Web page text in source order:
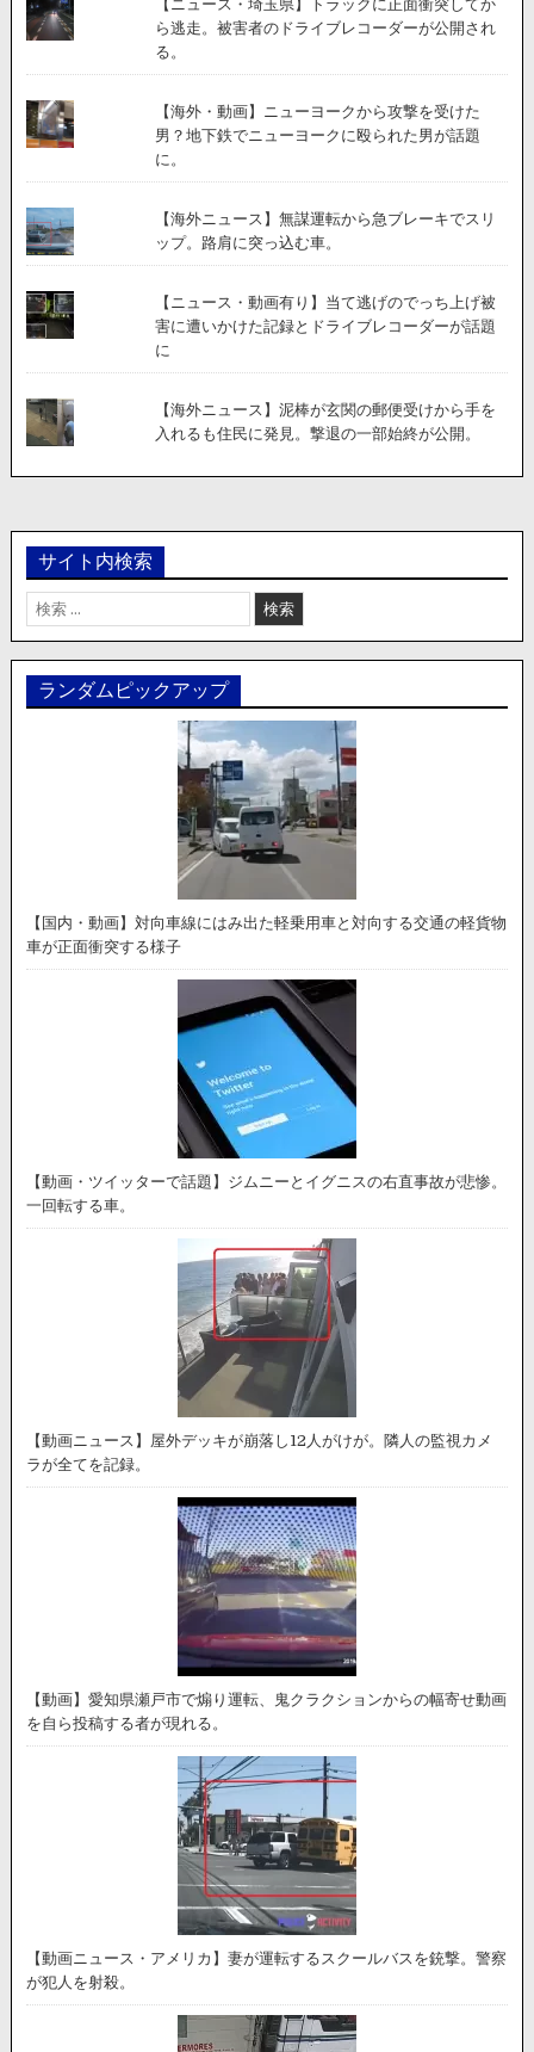
【ニュース・埼玉県】トラックに正面衝突してか
ら逃走。被害者のドライブレコーダーが公開され
る。
【海外・動画】ニューヨークから攻撃を受けた
男？地下鉄でニューヨークに殴られた男が話題
に。
【海外ニュース】無謀運転から急ブレーキでスリ
ップ。路肩に突っ込む車。
【ニュース・動画有り】当て逃げのでっち上げ被
害に遭いかけた記録とドライブレコーダーが話題
に
【海外ニュース】泥棒が玄関の郵便受けから手を
入れるも住民に発見。撃退の一部始終が公開。
サイト内検索
検
索:
ランダムピックアップ
【国内・動画】対向車線にはみ出た軽乗用車と対向する交通の軽貨物
車が正面衝突する様子
【動画・ツイッターで話題】ジムニーとイグニスの右直事故が悲惨。
一回転する車。
【動画ニュース】屋外デッキが崩落し12人がけが。隣人の監視カメ
ラが全てを記録。
【動画】愛知県瀬戸市で煽り運転、鬼クラクションからの幅寄せ動画
を自ら投稿する者が現れる。
【動画ニュース・アメリカ】妻が運転するスクールバスを銃撃。警察
が犯人を射殺。